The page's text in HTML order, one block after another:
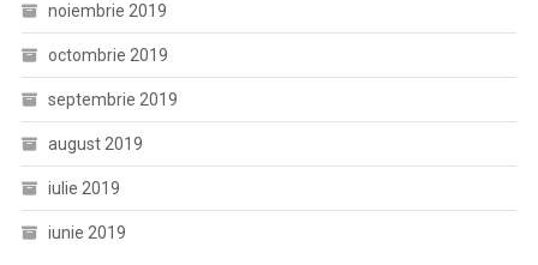
noiembrie 2019
octombrie 2019
septembrie 2019
august 2019
iulie 2019
iunie 2019